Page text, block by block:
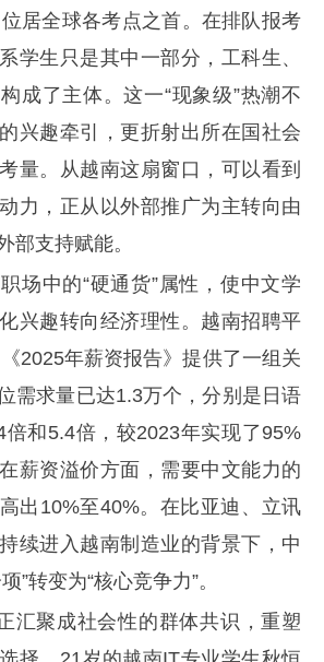
居全球各考点之首。在排队报考
学生只是其中一部分，工科生、
成了主体。这一“现象级”热潮不
兴趣牵引，更折射出所在国社会
量。从越南这扇窗口，可以看到
力，正从以外部推广为主转向由
部支持赋能。
中的“硬通货”属性，使中文学
兴趣转向经济理性。越南招聘平
2025年薪资报告》提供了一组关
需求量已达1.3万个，分别是日语
和5.4倍，较2023年实现了95%
薪资溢价方面，需要中文能力的
出10%至40%。在比亚迪、立讯
续进入越南制造业的背景下，中
”转变为“核心竞争力”。
聚成社会性的群体共识，重塑